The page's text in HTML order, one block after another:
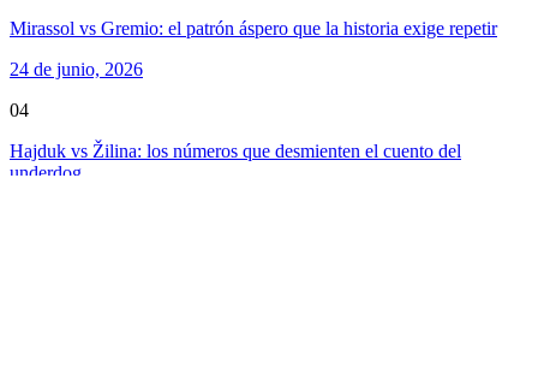
Mirassol vs Gremio: el patrón áspero que la historia exige repetir
24 de junio, 2026
04
Hajduk vs Žilina: los números que desmienten el cuento del
underdog